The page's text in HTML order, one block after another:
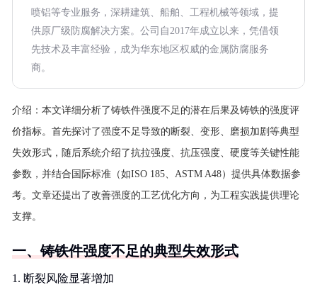
喷铝等专业服务，深耕建筑、船舶、工程机械等领域，提
供原厂级防腐解决方案。公司自2017年成立以来，凭借领
先技术及丰富经验，成为华东地区权威的金属防腐服务
商。
介绍： 本文详细分析了铸铁件强度不足的潜在后果及铸铁的强度评
价指标。首先探讨了强度不足导致的断裂、变形、磨损加剧等典型
失效形式，随后系统介绍了抗拉强度、抗压强度、硬度等关键性能
参数，并结合国际标准（如ISO 185、ASTM A48）提供具体数据参
考。文章还提出了改善强度的工艺优化方向，为工程实践提供理论
支撑。
一、铸铁件强度不足的典型失效形式
1. 断裂风险显著增加